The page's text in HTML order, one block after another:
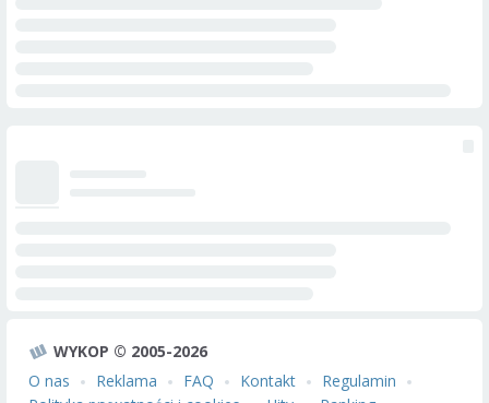
WYKOP © 2005-2026
O nas
Reklama FAQ Kontakt
Regulamin